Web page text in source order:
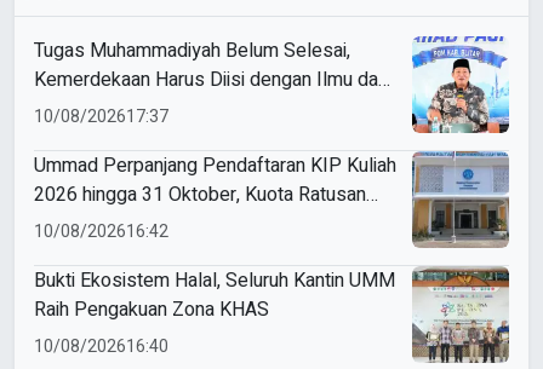
Tugas Muhammadiyah Belum Selesai,
Kemerdekaan Harus Diisi dengan Ilmu dan
Amal
10/08/202617:37
Ummad Perpanjang Pendaftaran KIP Kuliah
2026 hingga 31 Oktober, Kuota Ratusan
Menanti
10/08/202616:42
Bukti Ekosistem Halal, Seluruh Kantin UMM
Raih Pengakuan Zona KHAS
10/08/202616:40